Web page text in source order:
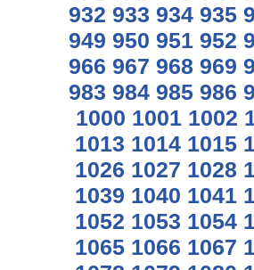
932 933 934 935
949 950 951 952
966 967 968 969
983 984 985 986
1000 1001 1002
1013 1014 1015
1026 1027 1028
1039 1040 1041
1052 1053 1054
1065 1066 1067